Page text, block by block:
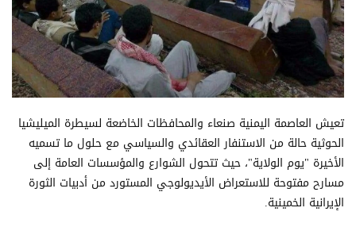
تعيش العاصمة اليمنية صنعاء والمحافظات الخاضعة لسيطرة الميليشيا
الحوثية حالة من الاستنفار العقائدي والسياسي مع حلول ما تسميه
الأخيرة "يوم الولاية"، حيث تتحول الشوارع والمؤسسات العامة إلى
مسارح مفتوحة للاستعراض الأيديولوجي المستورد من أدبيات الثورة
الإيرانية الخمينية.